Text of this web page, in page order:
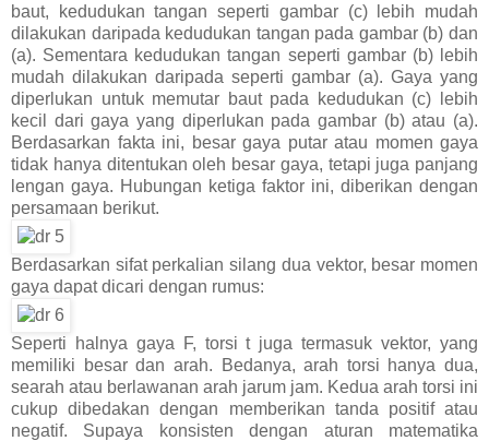
baut, kedudukan tangan seperti gambar (c) lebih mudah
dilakukan daripada kedudukan tangan pada gambar (b) dan
(a). Sementara kedudukan tangan seperti gambar (b) lebih
mudah dilakukan daripada seperti gambar (a). Gaya yang
diperlukan untuk memutar baut pada kedudukan (c) lebih
kecil dari gaya yang diperlukan pada gambar (b) atau (a).
Berdasarkan fakta ini, besar gaya putar atau momen gaya
tidak hanya ditentukan oleh besar gaya, tetapi juga panjang
lengan gaya. Hubungan ketiga faktor ini, diberikan dengan
persamaan berikut.
Berdasarkan sifat perkalian silang dua vektor, besar momen
gaya dapat dicari dengan rumus:
Seperti halnya gaya F, torsi t juga termasuk vektor, yang
memiliki besar dan arah. Bedanya, arah torsi hanya dua,
searah atau berlawanan arah jarum jam. Kedua arah torsi ini
cukup dibedakan dengan memberikan tanda positif atau
negatif. Supaya konsisten dengan aturan matematika